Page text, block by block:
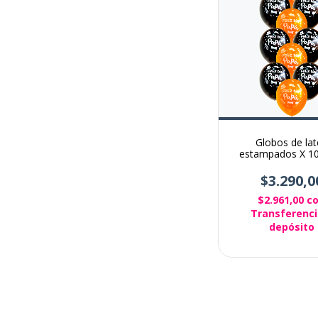
Globos de
estampados X
$2.961,00
depósito